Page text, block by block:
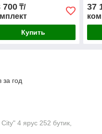
700₸/
Купить
37
за год
4 ярус 252 бутик,